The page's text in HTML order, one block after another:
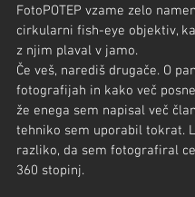
FotoPOTEP vzame zelo
cirkularni fish-eye objektiv,
z njim plaval v jamo.
Če veš, narediš drugače. O
fotografijah in kako več
že enega sem napisal več
tehniko sem uporabil tokrat.
razliko, da sem fotografiral
360 stopinj.